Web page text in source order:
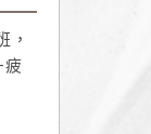
，
疲